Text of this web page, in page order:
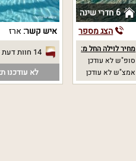
6 חדרי שינה
הצג מספר
מחיר לוילה החל מ:
סופ"ש לא עודכן
אמצ"ש לא עודכן
איש קשר: ארז
14 חוות דעת אמיתיות
לא עודכנו